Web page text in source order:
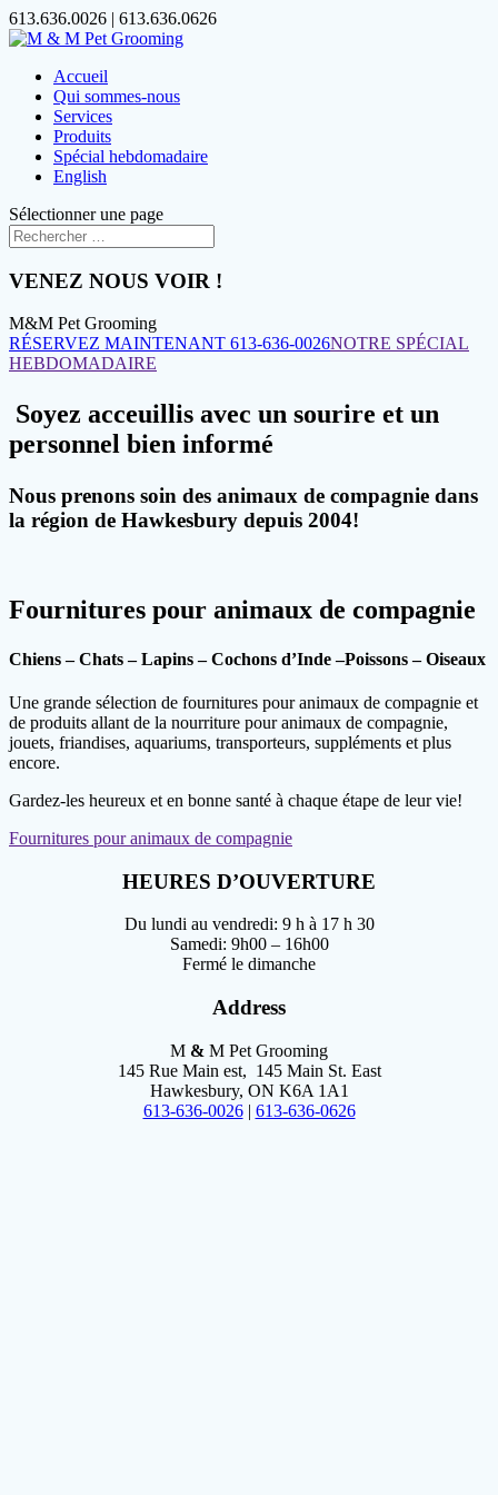
613.636.0026 | 613.636.0626
Accueil
Qui sommes-nous
Services
Produits
Spécial hebdomadaire
English
Sélectionner une page
VENEZ NOUS VOIR !
M&M Pet Grooming
RÉSERVEZ MAINTENANT 613-636-0026NOTRE SPÉCIAL
HEBDOMADAIRE
Soyez acceuillis avec un sourire et un
personnel bien informé
Nous prenons soin des animaux de compagnie dans
la région de Hawkesbury depuis 2004!
Fournitures pour animaux de compagnie
Chiens – Chats –Lapins – Cochons d’Inde –Poissons – Oiseaux
Une grande sélection de fournitures pour animaux de compagnie et
de produits allant de la nourriture pour animaux de compagnie,
jouets, friandises, aquariums, transporteurs, suppléments et plus
encore.
Gardez-les heureux et en bonne santé à chaque étape de leur vie!
Fournitures pour animaux de compagnie
HEURES D’OUVERTURE
Du lundi au vendredi: 9 h à 17 h 30
Samedi: 9h00 – 16h00
Fermé le dimanche
Address
M & M Pet Grooming
145 Rue Main est, 145 Main St. East
Hawkesbury, ON K6A 1A1
613-636-0026| 613-636-0626